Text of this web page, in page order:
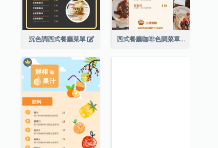
沉色調西式餐廳菜單 西式餐廳咖啡色調菜單